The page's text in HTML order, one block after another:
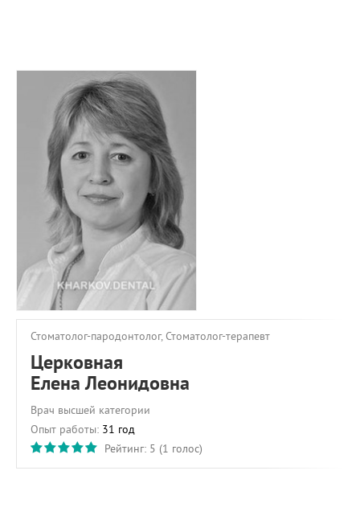
О ПРОЕКТЕ
ОБРАТНАЯ СВЯЗЬ
Стоматолог-пародонтолог, Стоматолог-терапевт
Церковная
Елена Леонидовна
Врач высшей категории
Опыт работы: 31 год
Рейтинг: 5 (1 голос)